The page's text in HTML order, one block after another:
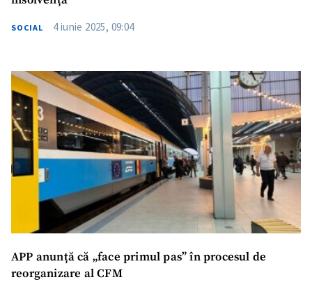
SOCIAL 4 iunie 2025, 09:04
APP anunță că „face primul pas” în procesul de
reorganizare al CFM